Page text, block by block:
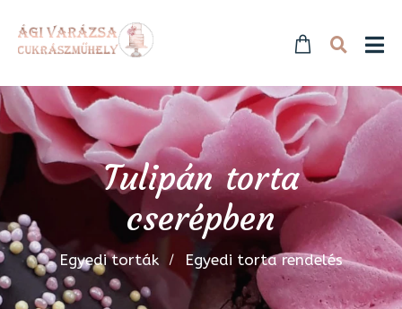
Tulipán torta
cserépben
Egyedi torták Egyedi torta rendelés